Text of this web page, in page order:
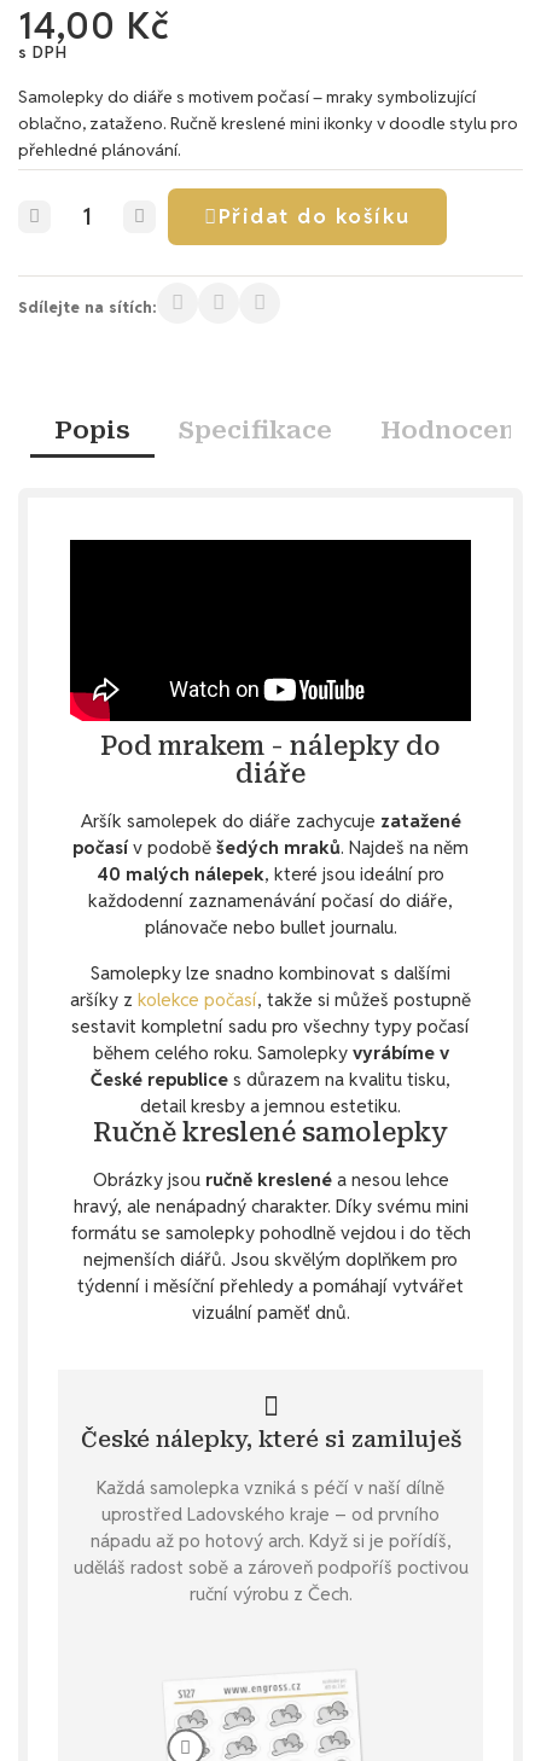
14,00 Kč
s DPH
Samolepky do diáře s motivem počasí – mraky symbolizující
oblačno, zataženo. Ručně kreslené mini ikonky v doodle stylu pro
přehledné plánování.
Přidat do košíku
Sdílejte na sítích:
Popis Specifikace Hodnocení
Pod mrakem - nálepky do
diáře
Aršík samolepek do diáře zachycuje zatažené
počasí v podobě šedých mraků. Najdeš na něm
40 malých nálepek, které jsou ideální pro
každodenní zaznamenávání počasí do diáře,
plánovače nebo bullet journalu.
Samolepky lze snadno kombinovat s dalšími
aršíky z kolekce počasí, takže si můžeš postupně
sestavit kompletní sadu pro všechny typy počasí
během celého roku. Samolepky vyrábíme v
České republice s důrazem na kvalitu tisku,
detail kresby a jemnou estetiku.
Ručně kreslené samolepky
Obrázky jsou ručně kreslenéa nesou lehce
hravý, ale nenápadný charakter. Díky svému mini
formátu se samolepky pohodlně vejdou i do těch
nejmenších diářů. Jsou skvělým doplňkem pro
týdenní i měsíční přehledy a pomáhají vytvářet
vizuální paměť dnů.
České nálepky, které si zamiluješ
Každá samolepka vzniká s péčí v naší dílně
uprostřed Ladovského kraje – od prvního
nápadu až po hotový arch. Když si je pořídíš,
uděláš radost sobě a zároveň podpoříš poctivou
ruční výrobu z Čech.